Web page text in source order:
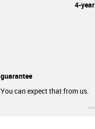
4-year
guarantee
You can expect that from us.